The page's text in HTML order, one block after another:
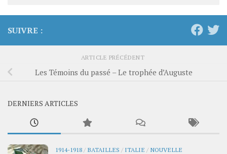
SUIVRE :
ARTICLE PRÉCÉDENT
Les Témoins du passé – Le trophée d’Auguste
DERNIERS ARTICLES
1914-1918 / BATAILLES / ITALIE / NOUVELLE